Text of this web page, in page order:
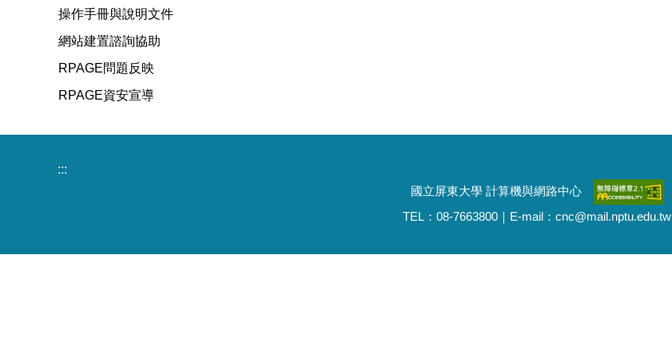
操作手冊與說明文件
網站建置諮詢協助
RPAGE問題反映
RPAGE資安宣導
:::
國立屏東大學 計算機與網路中心
TEL：08-7663800｜E-mail：cnc@mail.nptu.edu.tw